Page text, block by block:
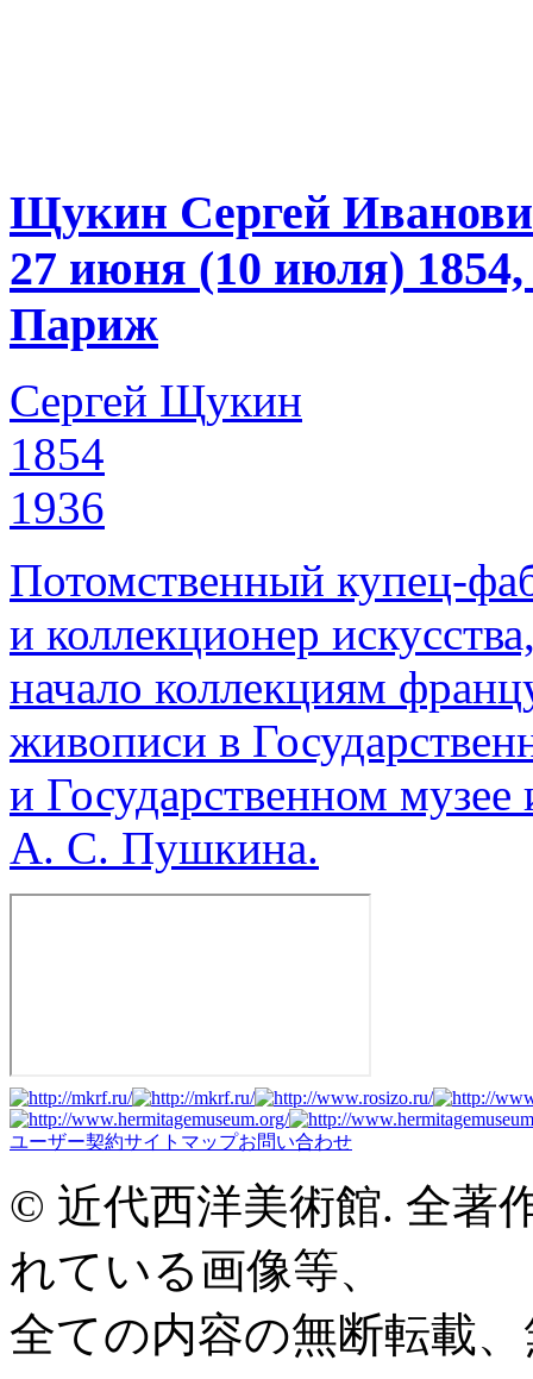
Щукин Сергей
27 июня (10 июля)
Париж
Сергей Щукин
1854
1936
Потомственный купец-
и коллекционер
начало коллекциям
живописи в
и Государственном
А. С. Пушкина.
ユーザー契約サイトマップお問い合わせ
© 近代西洋美術館. 全著
れている画像等、
全ての内容の無断転載